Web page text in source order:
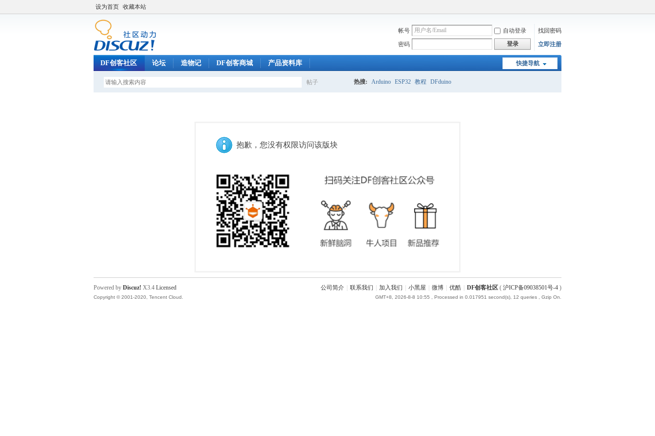
设为首页 收藏本站
帐号 自动登录
找回密码
密码
登录 立即注册
快捷导航
DF创客社区 论坛 造物记 DF创客商城 产品资料库
帖子 热搜: Arduino ESP32 教程 DFduino
抱歉，您没有权限访问该版块
公司简介 联系我们 加入我们 小黑屋 微博 优酷 DF创客社区 ( 沪ICP备09038501号-4 )
GMT+8, 2026-8-8 10:55 , Processed in 0.017951 second(s), 12 queries , Gzip On.
Powered by Discuz! X3.4 Licensed
Copyright © 2001-2020, Tencent Cloud.